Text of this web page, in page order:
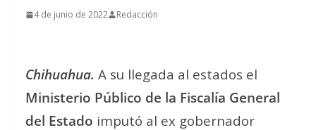
4 de junio de 2022 Redacción
Chihuahua. A su llegada al estados el
Ministerio Público de la Fiscalía General
del Estado imputó al ex gobernador